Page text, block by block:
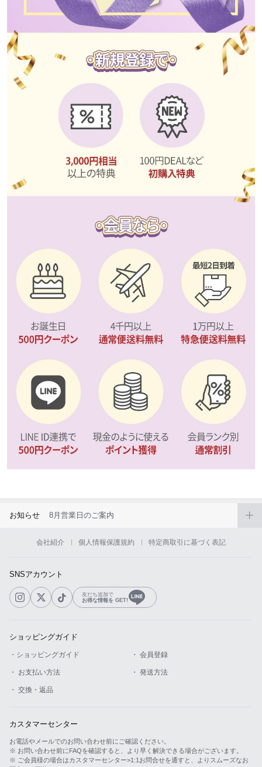
お知らせ 8月営業日のご案内
会社紹介 個人情報保護規約 特定商取引に基づく表記
SNSアカウント
友だち追加で
お得な情報を GET!
ショッピングガイド
・ショッピングガイド ・ 会員登録
・ お支払い方法 ・ 発送方法
・ 交換・返品
カスタマーセンター
お電話やメールでのお問い合わせ前にご確認ください。
※ お問い合わせ前にFAQを確認すると、より早く解決できる場合がございます。
※ ご会員様の場合はカスタマーセンター>1:1お問合せを通すと、よりスムーズなお